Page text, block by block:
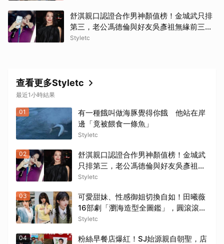
舒淇親口認證合作男神顏值榜！金城武只排
第三，老公馮德倫與好友吳彥祖無緣前三笑
翻網友
Styletc
查看更多Styletc
最近1小時結果
01
有一種餓叫做海豚覺得你餓 他站在岸
邊「竟被餵食一條魚」
Styletc
02
舒淇親口認證合作男神顏值榜！金城武
只排第三，老公馮德倫與好友吳彥祖無
緣前三笑翻網友
Styletc
03
可愛甜妹、性感御姐切換自如！田曦薇
16部劇「瀏海造型全圖鑑」，圓滾滾大
眼＋精緻小臉比例太完美
Styletc
04
粉絲早餐店爆紅！SJ始源親自朝聖，店